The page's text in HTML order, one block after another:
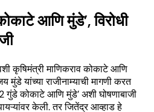
आणि मुंडे’, विरोधी
कृषिमंत्री माणिकराव कोकाटे आणि
मुंडे यांच्या राजीनाम्याची मागणी करत
2 गुंडे कोकाटे आणि मुंडे’ अशी घोषणाबाजी
केली. तर जितेंद्र आव्हाड हे